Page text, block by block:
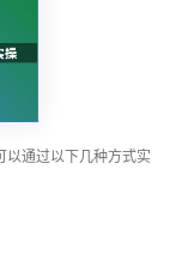
以通过以下几种方式实